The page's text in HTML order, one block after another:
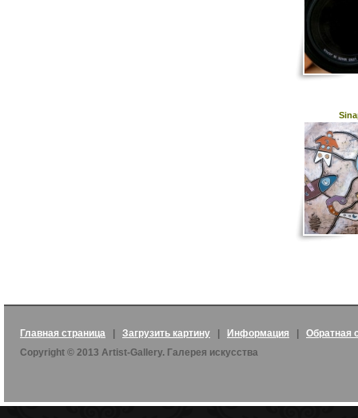
Главная страница Загрузить картину Информация
Обратная
Copyright © 2013 Artist-Gallery. Галерея искусства